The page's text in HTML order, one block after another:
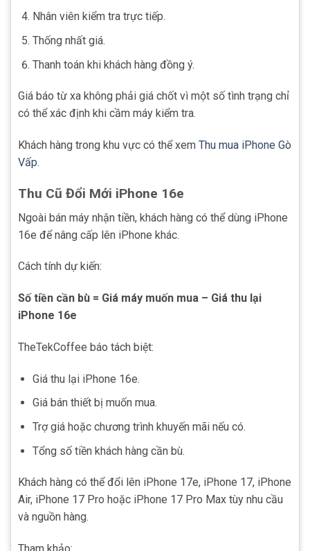
Nhân viên kiểm tra trực tiếp.
Thống nhất giá.
Thanh toán khi khách hàng đồng ý.
Giá báo từ xa không phải giá chốt vì một số tình trạng chỉ
có thể xác định khi cầm máy kiểm tra.
Khách hàng trong khu vực có thể xem Thu mua iPhone Gò
Vấp.
Thu Cũ Đổi Mới iPhone 16e
Ngoài bán máy nhận tiền, khách hàng có thể dùng iPhone
16e để nâng cấp lên iPhone khác.
Cách tính dự kiến:
Số tiền cần bù = Giá máy muốn mua – Giá thu lại
iPhone 16e
TheTekCoffee báo tách biệt:
Giá thu lại iPhone 16e.
Giá bán thiết bị muốn mua.
Trợ giá hoặc chương trình khuyến mãi nếu có.
Tổng số tiền khách hàng cần bù.
Khách hàng có thể đổi lên iPhone 17e, iPhone 17, iPhone
Air, iPhone 17 Pro hoặc iPhone 17 Pro Max tùy nhu cầu
và nguồn hàng.